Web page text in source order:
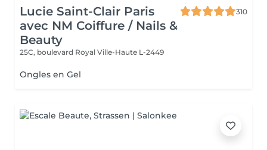
Lucie Saint-Clair Paris
avec NM Coiffure / Nails &
Beauty
310
25C, boulevard Royal Ville-Haute L-2449
Ongles en Gel